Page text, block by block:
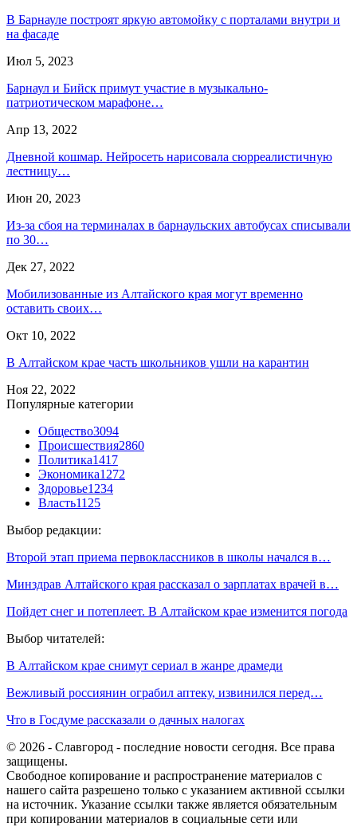
В Барнауле построят яркую автомойку с порталами внутри и
на фасаде
Июл 5, 2023
Барнаул и Бийск примут участие в музыкально-
патриотическом марафоне…
Апр 13, 2022
Дневной кошмар. Нейросеть нарисовала сюрреалистичную
лестницу…
Июн 20, 2023
Из-за сбоя на терминалах в барнаульских автобусах списывали
по 30…
Дек 27, 2022
Мобилизованные из Алтайского края могут временно
оставить своих…
Окт 10, 2022
В Алтайском крае часть школьников ушли на карантин
Ноя 22, 2022
Популярные категории
Общество3094
Происшествия2860
Политика1417
Экономика1272
Здоровье1234
Власть1125
Выбор редакции:
Второй этап приема первоклассников в школы начался в…
Минздрав Алтайского края рассказал о зарплатах врачей в…
Пойдет снег и потеплеет. В Алтайском крае изменится погода
Выбор читателей:
В Алтайском крае снимут сериал в жанре драмеди
Вежливый россиянин ограбил аптеку, извинился перед…
Что в Госдуме рассказали о дачных налогах
© 2026 - Славгород - последние новости сегодня. Все права
защищены.
Свободное копирование и распространение материалов с
нашего сайта разрешено только с указанием активной ссылки
на источник. Указание ссылки также является обязательным
при копировании материалов в социальные сети или